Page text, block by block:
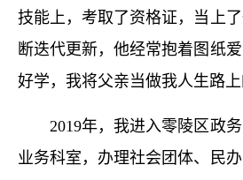
技能上，考取了资格证，当上
断迭代更新，他经常抱着图纸
好学，我将父亲当做我人生路
2019年，我进入零陵区政务
业务科室，办理社会团体、民